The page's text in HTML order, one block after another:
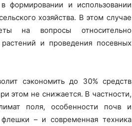
формировании и использовании
хозяйства. В этом случае
на вопросы относительно
и проведения посевных
сэкономить до 30% средств
этом не снижается. В частности,
поля, особенности почв и
– и современная техника